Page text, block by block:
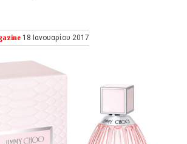
18 Ιανουαρίου 2017